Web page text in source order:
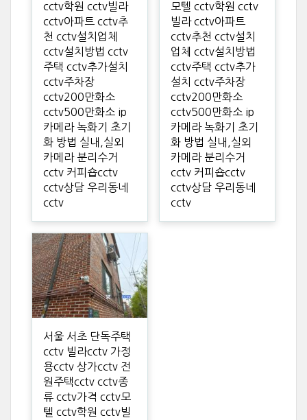
cctv학원 cctv빌라
cctv아파트 cctv추
천 cctv설치업체
cctv설치방법 cctv
주택 cctv추가설치
cctv주차장
cctv200만화소
cctv500만화소 ip
카메라 녹화기 초기
화 방법 실내,실외
카메라 분리수거
cctv 커피숍cctv
cctv상담 우리동네
cctv
모텔 cctv학원 cctv
빌라 cctv아파트
cctv추천 cctv설치
업체 cctv설치방법
cctv주택 cctv추가
설치 cctv주차장
cctv200만화소
cctv500만화소 ip
카메라 녹화기 초기
화 방법 실내,실외
카메라 분리수거
cctv 커피숍cctv
cctv상담 우리동네
cctv
서울 서초 단독주택
cctv 빌라cctv 가정
용cctv 상가cctv 전
원주택cctv cctv종
류 cctv가격 cctv모
텔 cctv학원 cctv빌